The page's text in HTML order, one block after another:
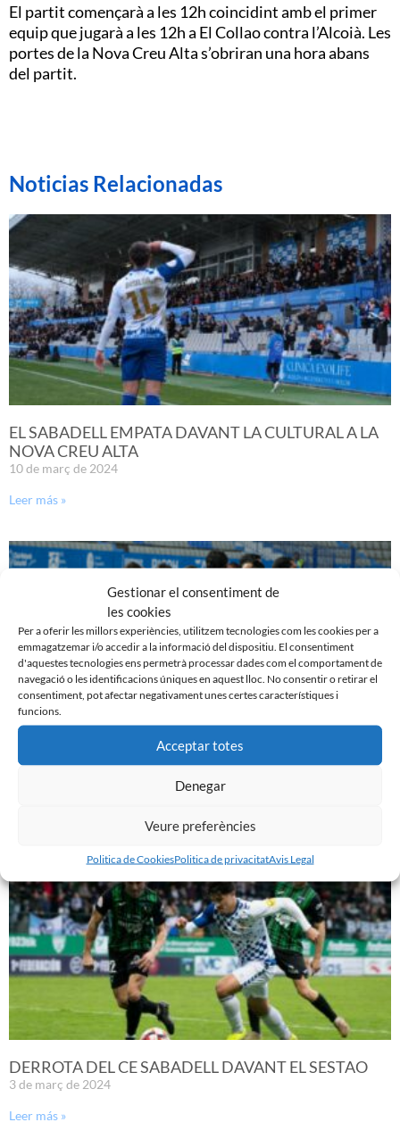
Gestionar el consentiment de
les cookies
Per a oferir les millors experiències, utilitzem tecnologies com les cookies per a
emmagatzemar i/o accedir a la informació del dispositiu. El consentiment
d'aquestes tecnologies ens permetrà processar dades com el comportament de
navegació o les identificacions úniques en aquest lloc. No consentir o retirar el
consentiment, pot afectar negativament unes certes característiques i
funcions.
Acceptar totes
Denegar
Veure preferències
Politica de CookiesPolitica de privacitatAvis Legal
El partit començarà a les 12h coincidint amb el primer
equip que jugarà a les 12h a El Collao contra l’Alcoià. Les
portes de la Nova Creu Alta s’obriran una hora abans
del partit.
Noticias Relacionadas
EL SABADELL EMPATA DAVANT LA CULTURAL A LA
NOVA CREU ALTA
10 de març de 2024
Leer más »
PRÈVIA | CE SABADELL – CULTURAL LEONESA
DERROTA DEL CE SABADELL DAVANT EL SESTAO
3 de març de 2024
Leer más »